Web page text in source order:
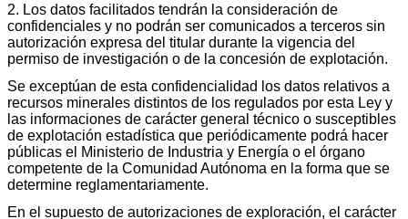
2. Los datos facilitados tendrán la consideración de
confidenciales y no podrán ser comunicados a terceros sin
autorización expresa del titular durante la vigencia del
permiso de investigación o de la concesión de explotación.
Se exceptúan de esta confidencialidad los datos relativos a
recursos minerales distintos de los regulados por esta Ley y
las informaciones de carácter general técnico o susceptibles
de explotación estadística que periódicamente podrá hacer
públicas el Ministerio de Industria y Energía o el órgano
competente de la Comunidad Autónoma en la forma que se
determine reglamentariamente.
En el supuesto de autorizaciones de exploración, el carácter